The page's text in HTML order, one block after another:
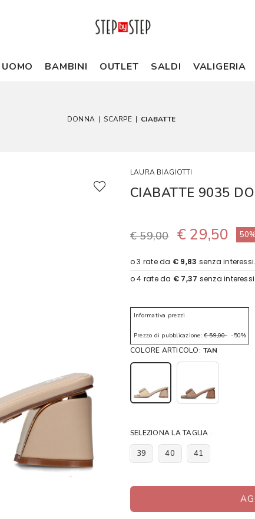
UOMO BAMBINI OUTLET SALDI VALIGERIA
DONNA | SCARPE | CIABATTE
LAURA BIAGIOTTI
CIABATTE 9035
€ 59,00 € 29,50
Informativa prezzi
Prezzo di pubblicazione: € 59,00-50%
COLORE ARTICOLO: TAN
SELEZIONA LA TAGLIA :
39 40 41